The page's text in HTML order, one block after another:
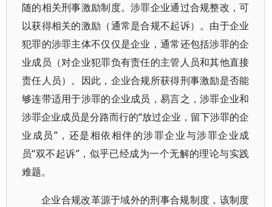
随的相关刑事激励制度。涉罪企业通过合规整改，可
以获得相关的激励（通常是合规不起诉）。由于企业
犯罪的涉罪主体不仅仅是企业，通常还包括涉罪的企
业成员（对企业犯罪负有责任的主管人员和其他直接
责任人员）。因此，企业合规所获得刑事激励是否能
够连带适用于涉罪的企业成员，易言之，涉罪企业和
涉罪企业成员是分路而行的“放过企业，留下涉罪的企
业成员”，还是相依相伴的涉罪企业与涉罪企业成
员“双不起诉”，似乎已经成为一个无解的理论与实践
难题。
企业合规改革源于域外的刑事合规制度，该制度